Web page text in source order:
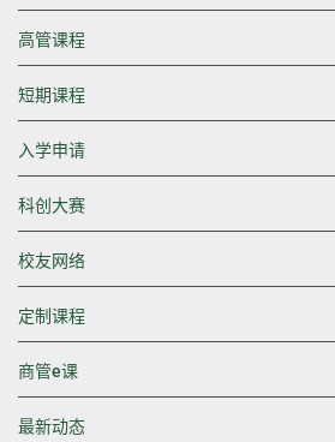
高管课程
短期课程
入学申请
科创大赛
校友网络
定制课程
商管e课
最新动态